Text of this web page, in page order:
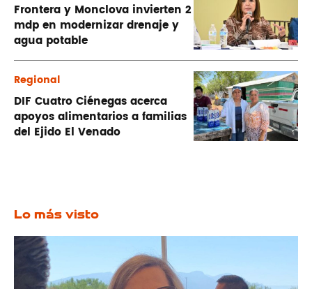
Frontera y Monclova invierten 2
mdp en modernizar drenaje y
agua potable
Regional
DIF Cuatro Ciénegas acerca
apoyos alimentarios a familias
del Ejido El Venado
Lo más visto